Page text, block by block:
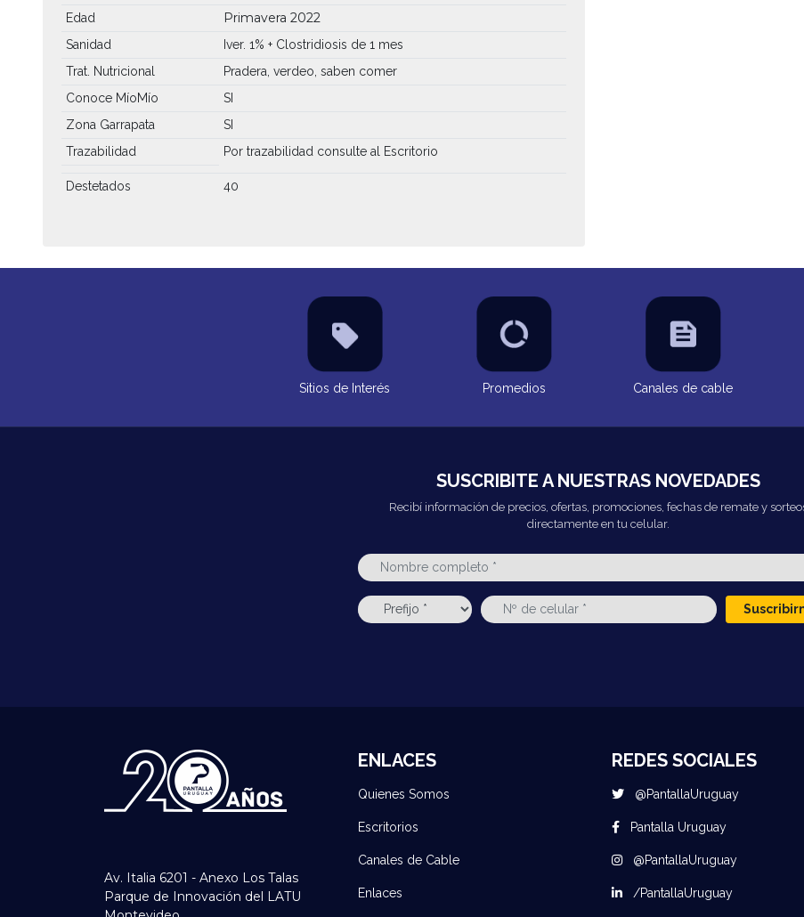
Edad Primavera 2022
Sanidad
Iver. 1% + Clostridiosis de 1 mes
Trat. Nutricional
Pradera, verdeo, saben comer
Conoce MíoMío
SI
Zona Garrapata
SI
Trazabilidad
Por trazabilidad consulte al Escritorio
Destetados 40
Sitios de Interés Promedios Canales de cable
SUSCRIBITE A NUESTRAS NOVEDADES
Recibí información de precios, ofertas, promociones, fechas de remate y
directamente en tu celular.
Av. Italia 6201 - Anexo Los Talas
Parque de Innovación del LATU
ENLACES
Quienes Somos
Escritorios
Canales de Cable
Enlaces
REDES SOCIALES
@PantallaUruguay
Pantalla Uruguay
@PantallaUruguay
/PantallaUruguay